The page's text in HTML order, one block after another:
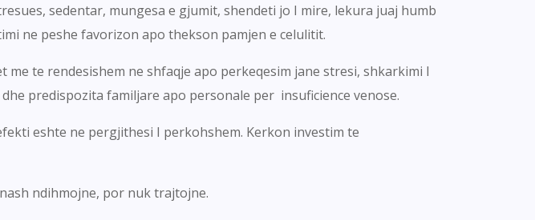
sedentar, mungesa e gjumit, shendeti jo I mire, lekura juaj humb
ne peshe favorizon apo thekson pamjen e celulitit.
te rendesishem ne shfaqje apo perkeqesim jane stresi, shkarkimi I
predispozita familjare apo personale per insuficience venose.
eshte ne pergjithesi I perkohshem. Kerkon investim te
ndihmojne, por nuk trajtojne.